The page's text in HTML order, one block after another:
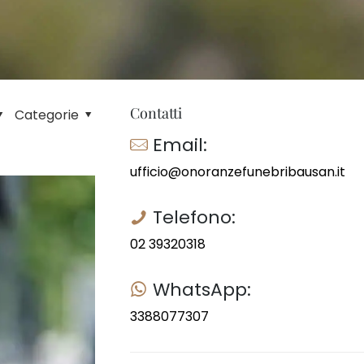
Categorie Contatti
Email:
ufficio@onoranzefunebribausan.it
Telefono:
02 39320318
WhatsApp:
3388077307